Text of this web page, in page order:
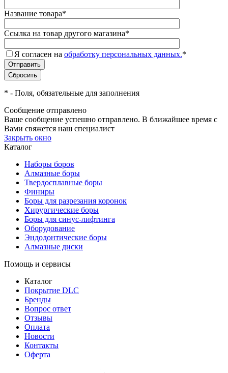
Название товара*
Ссылка на товар другого магазина*
Я согласен на обработку персональных данных.*
* - Поля, обязательные для заполнения
Сообщение отправлено
Ваше сообщение успешно отправлено. В ближайшее время с
Вами свяжется наш специалист
Закрыть окно
Каталог
Наборы боров
Алмазные боры
Твердосплавные боры
Финиры
Боры для разрезания коронок
Хирургические боры
Боры для синус-лифтинга
Оборудование
Эндодонтические боры
Алмазные диски
Помощь и сервисы
Каталог
Покрытие DLC
Бренды
Вопрос ответ
Отзывы
Оплата
Новости
Контакты
Оферта